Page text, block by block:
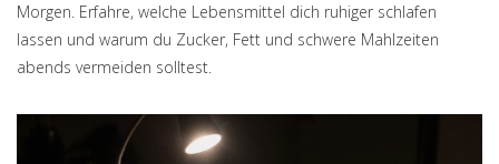
Morgen. Erfahre, welche Lebensmittel dich ruhiger schlafen
lassen und warum du Zucker, Fett und schwere Mahlzeiten
abends vermeiden solltest.